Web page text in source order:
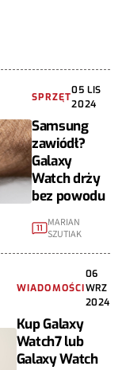
SPRZĘT
05 LIS
2024
Samsung
zawiódł?
Galaxy
Watch drży
bez powodu
11
MARIAN
SZUTIAK
WIADOMOŚCI
06
WRZ
2024
Kup Galaxy
Watch7 lub
Galaxy Watch